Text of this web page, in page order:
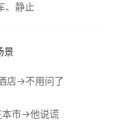
、静止
景
店→不用问了
本市→他说谎